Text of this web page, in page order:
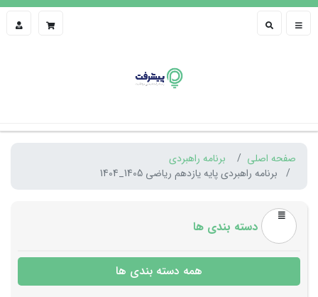
صفحه اصلی
برنامه راهبردی
برنامه راهبردی پایه یازدهم ریاضی 1405_1404
دسته بندی ها
همه دسته بندی ها